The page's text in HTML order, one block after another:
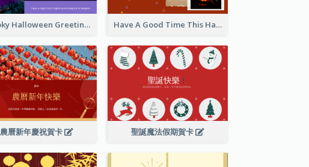
Spooky Halloween Greeting Card Have A Good Time This Halloween Greeting Card
農曆新年慶祝賀卡 聖誕魔法假期賀卡